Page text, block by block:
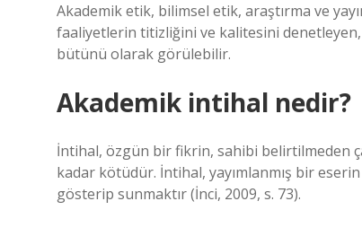
Akademik etik, bilimsel etik, araştırma ve
faaliyetlerin titizliğini ve kalitesini
bütünü olarak görülebilir.
Akademik intihal nedir?
İntihal, özgün bir fikrin, sahibi belirtilmeden
kadar kötüdür. İntihal, yayımlanmış bir
gösterip sunmaktır (İnci, 2009, s. 73).